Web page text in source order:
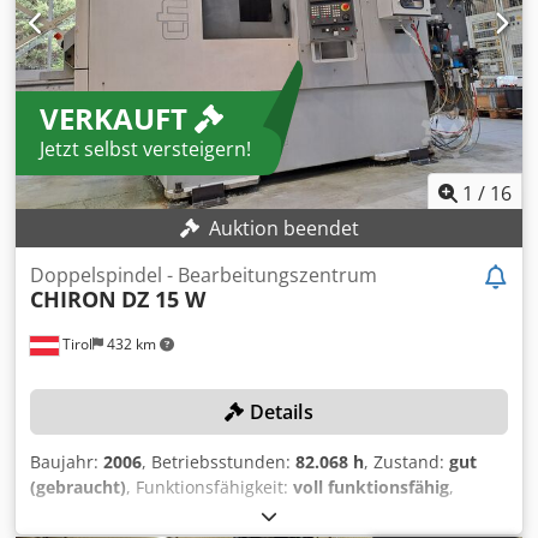
Kühlmittelsystem TPF 350 / FKA 900 - Kühlmittel durch die
Spindel - Fester 3D-Taster Typ TS 27 R – RENISHAW -
Renishaw RLP40Q Tastsystem Djdpfx Ahjyt I Uhj Ueck CNC-
Steuerung: SIEMENS 840D X-Achse: 730 mm Y-Achse: 400
mm Z-Achse: 425 mm Maximale Spindeldrehzahl: 15.000
min⁻¹ Maximales Drehmoment: 140 Nm Bohrleistung: Ø 42
mm Gewindebohren: M30 Werkzeugmagazin-Kapazität: 20
Werkzeuge Werkzeugaufnahme: DIN 69893 HSK A63
Maximaler Werkzeugdurchmesser: 65 mm Fräskapazität:
500 cm³/min in E355-Stahl Vollständige technische
Spezifikationen im beigefügten Dokument. Optional:
ARMIN automatische Roboterzelle (2024)
VERKAUFT
Jetzt selbst versteigern!
1 / 16
Auktion beendet
Tirol 432 km
Doppelspindel - Bearbeitungszentrum
CHIRON DZ 15 W
Details
Baujahr: 2006, Betriebsstunden: 82.068 h, Zustand: gut
(gebraucht), Funktionsfähigkeit: voll funktionsfähig,
Maschinen-/Fahrzeugnummer: